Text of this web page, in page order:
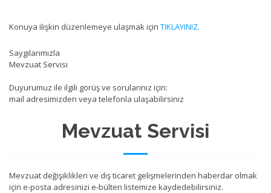
Mevzuat Servisi
Mevzuat değişiklikleri ve dış ticaret gelişmelerinden haberdar olmak
için e-posta adresinizi e-bülten listemize kaydedebilirsiniz.
Konuya ilişkin düzenlemeye ulaşmak için TIKLAYINIZ.
Saygılarımızla
Mevzuat Servisi
Duyurumuz ile ilgili görüş ve sorularınız için:
mail adresimizden veya telefonla ulaşabilirsiniz